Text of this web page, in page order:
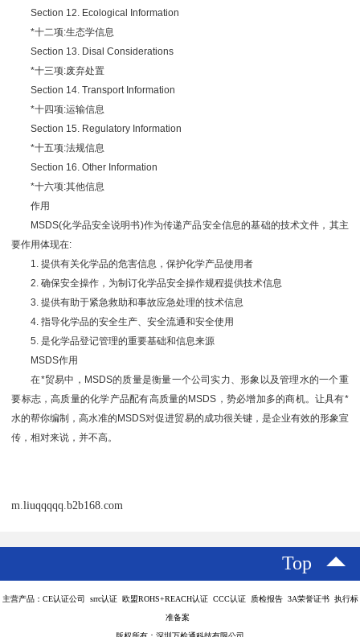
Section 12. Ecological Information
*十二项:生态学信息
Section 13. Disal Considerations
*十三项:废弃处置
Section 14. Transport Information
*十四项:运输信息
Section 15. Regulatory Information
*十五项:法规信息
Section 16. Other Information
*十六项:其他信息
作用
MSDS(化学品安全说明书)作为传递产品安全信息的基础的技术文件，其主
要作用体现在:
1. 提供有关化学品的危害信息，保护化学产品使用者
2. 确保安全操作，为制订化学品安全操作规程提供技术信息
3. 提供有助于紧急救助和事故应急处理的技术信息
4. 指导化学品的安全生产、安全流通和安全使用
5. 是化学品登记管理的重要基础和信息来源
MSDS作用
在*贸易中，MSDS的质量是衡量一个公司实力、形象以及管理水的一个重
要标志，高质量的化学产品配有高质量的MSDS，势必增加多的商机。让具有*
水的帮你编制，高水准的MSDS对促进贸易的成功很关键，是企业有效的形象宣
传，相对来说，并不高。
m.liuqqqqq.b2b168.com
Top
主营产品：CE认证公司 srrc认证 欧盟ROHS+REACH认证 CCC认证 质检报告 3A荣誉证书 执行标
准备案